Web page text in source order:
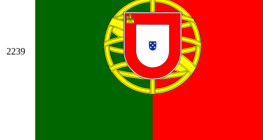
2239